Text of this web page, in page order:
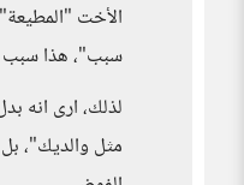
سبب"، هذا سبب
لذلك، ارى انه
مثل والديك"،